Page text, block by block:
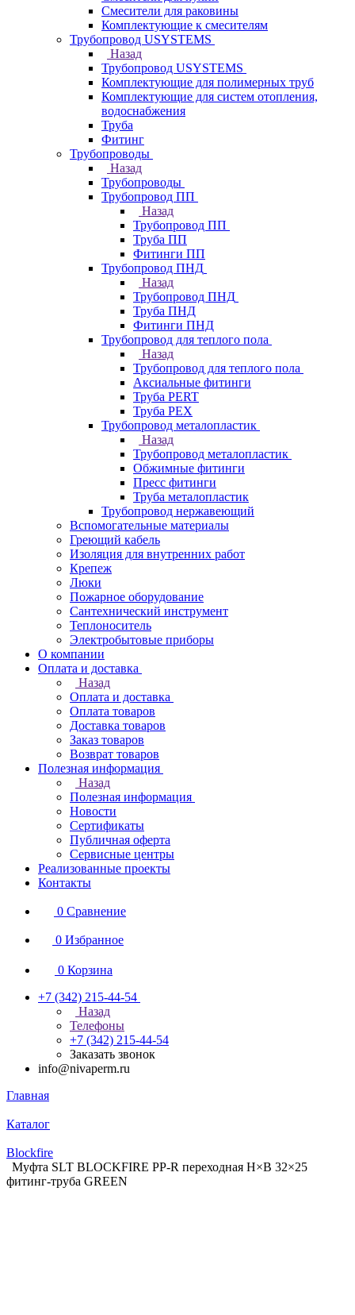
Смесители для раковины
Комплектующие к смесителям
Трубопровод USYSTEMS
Назад
Трубопровод USYSTEMS
Комплектующие для полимерных труб
Комплектующие для систем отопления,
водоснабжения
Труба
Фитинг
Трубопроводы
Назад
Трубопроводы
Трубопровод ПП
Назад
Трубопровод ПП
Труба ПП
Фитинги ПП
Трубопровод ПНД
Назад
Трубопровод ПНД
Труба ПНД
Фитинги ПНД
Трубопровод для теплого пола
Назад
Трубопровод для теплого пола
Аксиальные фитинги
Труба PERT
Труба PEX
Трубопровод металопластик
Назад
Трубопровод металопластик
Обжимные фитинги
Пресс фитинги
Труба металопластик
Трубопровод нержавеющий
Вспомогательные материалы
Греющий кабель
Изоляция для внутренних работ
Крепеж
Люки
Пожарное оборудование
Сантехнический инструмент
Теплоноситель
Электробытовые приборы
О компании
Оплата и доставка
Назад
Оплата и доставка
Оплата товаров
Доставка товаров
Заказ товаров
Возврат товаров
Полезная информация
Назад
Полезная информация
Новости
Сертификаты
Публичная оферта
Сервисные центры
Реализованные проекты
Контакты
0 Сравнение
0 Избранное
0 Корзина
+7 (342) 215-44-54
Назад
Телефоны
+7 (342) 215-44-54
Заказать звонок
info@nivaperm.ru
Главная
Каталог
Blockfire
Муфта SLT BLOCKFIRE PP-R переходная Н×В 32×25
фитинг-труба GREEN